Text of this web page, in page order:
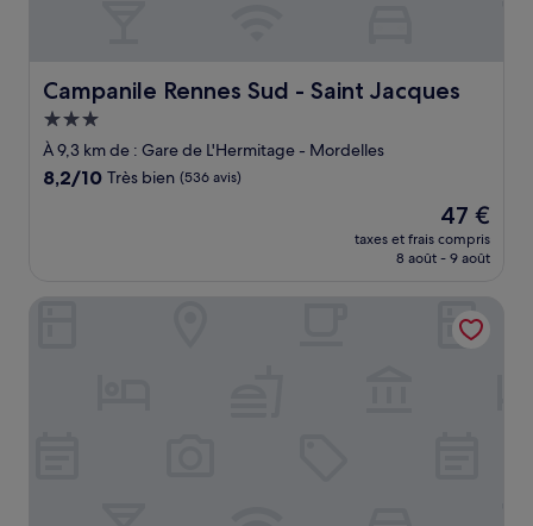
Campanile Rennes Sud - Saint Jacques
Campanile Rennes Sud - Saint Jacques
Hébergement
3.0 étoiles
À 9,3 km de : Gare de L'Hermitage - Mordelles
8.2
8,2/10 Très bien (536 avis)
Le
nouveau
prix
de
47 €
47 €
taxes et frais compris
8 août - 9 août